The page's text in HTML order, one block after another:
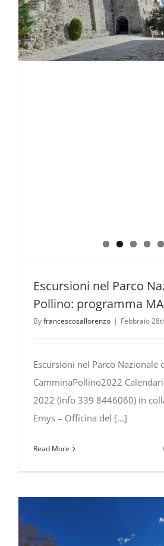
Escursioni nel Parco
Pollino: programma
Byfrancescosallorenzo | Febbraio
Escursioni nel Parco Nazionale
CamminaPollino2022
2022 (info 339 8446060) in
Emys – Officina del [...]
Read More